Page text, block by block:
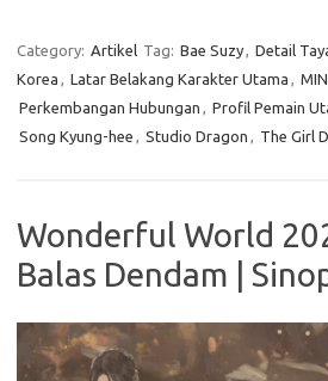
Category: Artikel Tag: Bae Suzy, Detail
Korea , Latar Belakang Karakter Utama ,
Perkembangan Hubungan , Profil Pemain
Song Kyung-hee , Studio Dragon , The Girl
Wonderful World
Balas Dendam |